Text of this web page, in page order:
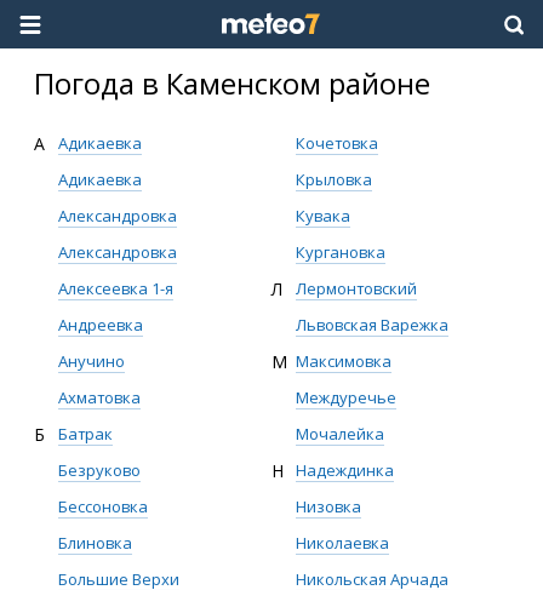
Погода в Каменском районе
А
Адикаевка
Адикаевка
Александровка
Александровка
Алексеевка 1-я
Андреевка
Анучино
Ахматовка
Б
Батрак
Безруково
Бессоновка
Блиновка
Большие Верхи
Кочетовка
Крыловка
Кувака
Кургановка
Л
Лермонтовский
Львовская Варежка
М Максимовка
Междуречье
Мочалейка
Н
Надеждинка
Низовка
Николаевка
Никольская Арчада